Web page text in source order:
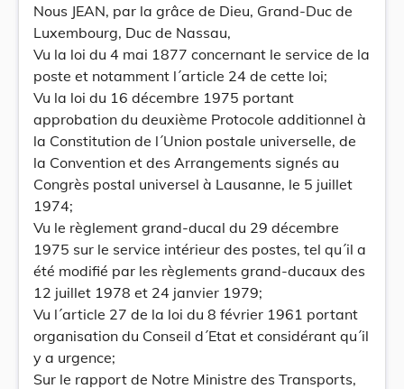
Nous JEAN, par la grâce de Dieu, Grand-Duc de
Luxembourg, Duc de Nassau,
Vu la loi du 4 mai 1877 concernant le service de la
poste et notamment l´article 24 de cette loi;
Vu la loi du 16 décembre 1975 portant
approbation du deuxième Protocole additionnel à
la Constitution de l´Union postale universelle, de
la Convention et des Arrangements signés au
Congrès postal universel à Lausanne, le 5 juillet
1974;
Vu le règlement grand-ducal du 29 décembre
1975 sur le service intérieur des postes, tel qu´il a
été modifié par les règlements grand-ducaux des
12 juillet 1978 et 24 janvier 1979;
Vu l´article 27 de la loi du 8 février 1961 portant
organisation du Conseil d´Etat et considérant qu´il
y a urgence;
Sur le rapport de Notre Ministre des Transports,